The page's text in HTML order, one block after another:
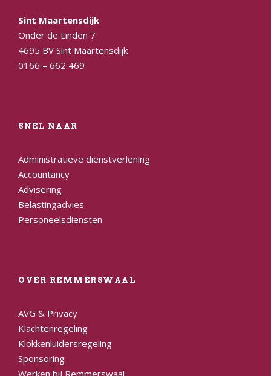
Sint Maartensdijk
Onder de Linden 7
4695 BV Sint Maartensdijk
0166 – 662 469
SNEL NAAR
Administratieve dienstverlening
Accountancy
Advisering
Belastingadvies
Personeelsdiensten
OVER REMMERSWAAL
AVG & Privacy
Klachtenregeling
Klokkenluidersregeling
Sponsoring